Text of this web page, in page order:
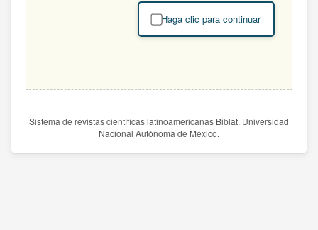
Haga clic para continuar
Sistema de revistas científicas latinoamericanas Biblat. Universidad
Nacional Autónoma de México.